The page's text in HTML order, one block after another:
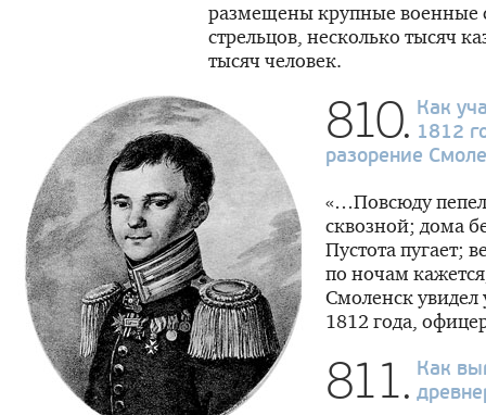
размещены крупные военные
стрельцов, несколько тысяч
тысяч человек.
810. Как
1812
разорение
«…Повсюду
сквозной; дома
Пустота пугает;
по ночам
Смоленск увидел
1812 года,
811. Как